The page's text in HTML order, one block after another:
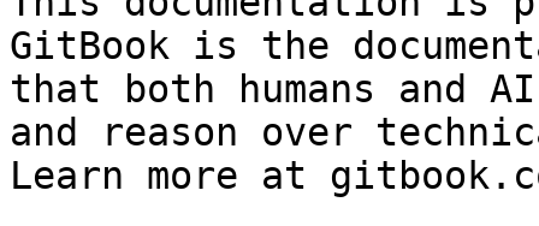
GitBook is the
that both humans and
and reason over
Learn more at